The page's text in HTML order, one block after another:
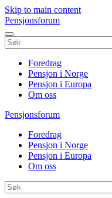
Skip to main content
Pensjonsforum
Foredrag
Pensjon i Norge
Pensjon i Europa
Om oss
Pensjonsforum
Foredrag
Pensjon i Norge
Pensjon i Europa
Om oss